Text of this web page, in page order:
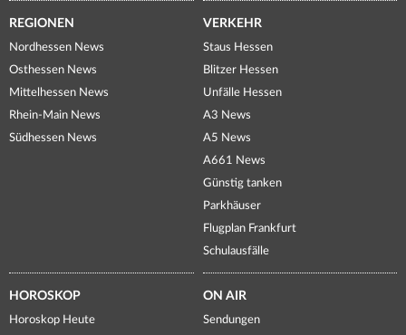
REGIONEN
Nordhessen News
Osthessen News
Mittelhessen News
Rhein-Main News
Südhessen News
VERKEHR
Staus Hessen
Blitzer Hessen
Unfälle Hessen
A3 News
A5 News
A661 News
Günstig tanken
Parkhäuser
Flugplan Frankfurt
Schulausfälle
HOROSKOP
Horoskop Heute
ON AIR
Sendungen